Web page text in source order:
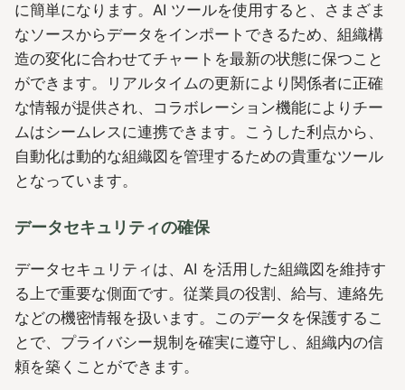
に簡単になります。AI ツールを使用すると、さまざま
なソースからデータをインポートできるため、組織構
造の変化に合わせてチャートを最新の状態に保つこと
ができます。リアルタイムの更新により関係者に正確
な情報が提供され、コラボレーション機能によりチー
ムはシームレスに連携できます。こうした利点から、
自動化は動的な組織図を管理するための貴重なツール
となっています。
データセキュリティの確保
データセキュリティは、AI を活用した組織図を維持す
る上で重要な側面です。従業員の役割、給与、連絡先
などの機密情報を扱います。このデータを保護するこ
とで、プライバシー規制を確実に遵守し、組織内の信
頼を築くことができます。